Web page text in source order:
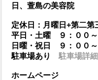
日、萱島の美容院
定休日：月曜日+第二第
平日・土曜 ９：００～
日曜・祝日 ９：００～
駐車場あり駐車場詳
ホームペー